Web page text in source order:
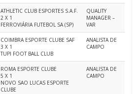
ATHLETIC CLUB ESPORTES S.A.F.
2 X 1
FERROVIÁRIA FUTEBOL SA (SP)
QUALITY
MANAGER –
VAR
COIMBRA ESPORTE CLUBE SAF
3 X 1
TUPI FOOT BALL CLUB
ANALISTA DE
CAMPO
ROMA ESPORTE CLUBE
5 X 1
NOVO SAO LUCAS ESPORTE
CLUBE
ANALISTA DE
CAMPO